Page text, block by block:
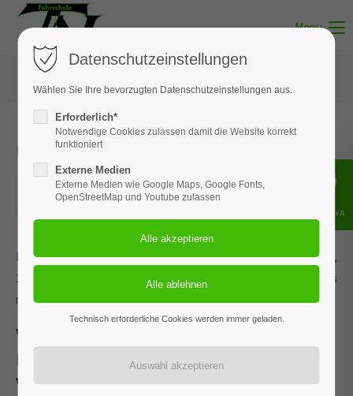
Menu
Unterricht - Thema 11
27.05.2026
Dieses Ereignis wird an den Terminen 13.01.2026, 16.02.2026,
18.03.2026, 22.04.2026 und 3 weiteren Terminen wiederholt. Das
nächste Ereignis findet statt am21.05.2022. bis zum 03.08.2026.
Verhalten in besonderen Situationen.
Folgen von Verstößen gegen die
Verkehrsvorschriften
Datenschutzeinstellungen
Wählen Sie Ihre bevorzugten Datenschutzeinstellungen aus.
Erforderlich*
Notwendige Cookies zulassen damit die Website korrekt
funktioniert
Externe Medien
Externe Medien wie Google Maps, Google Fonts,
OpenStreetMap und Youtube zulassen
Technisch erforderliche Cookies werden immer geladen.
Shift+Alt+A